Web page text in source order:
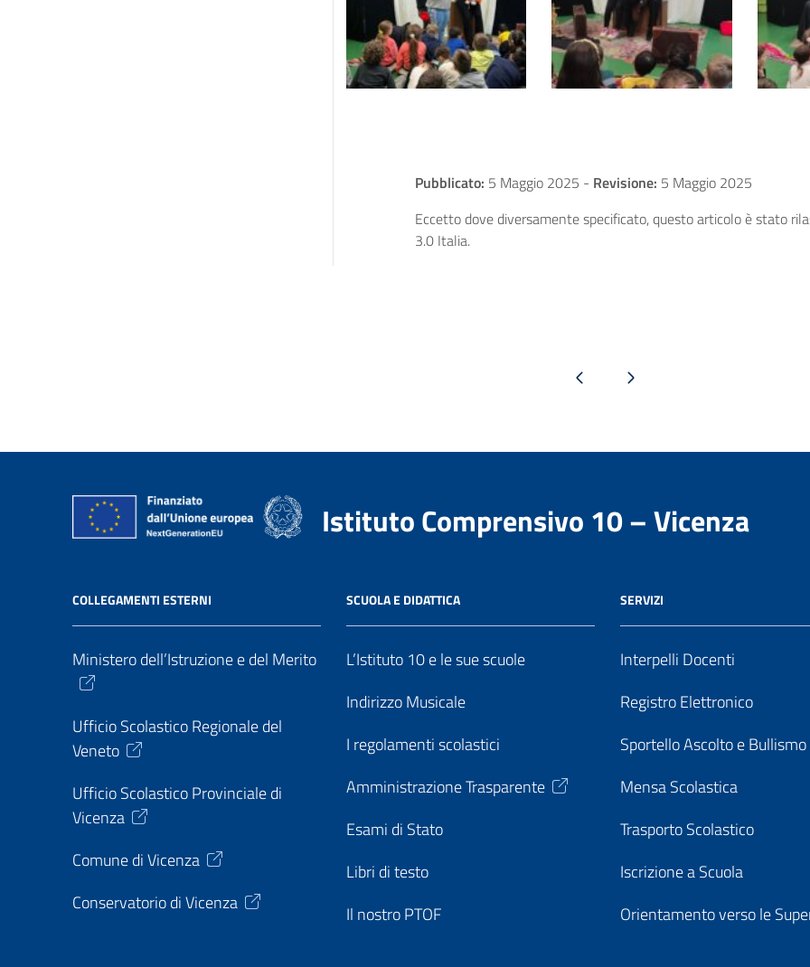
Pubblicato: 5 Maggio 2025 - Revisione: 5 Maggio 2025
Eccetto dove diversamente specificato, questo articolo è stato
3.0 Italia.
Pagina precedentePagina successiva
Istituto Comprensivo 10 – Vicenza
COLLEGAMENTI ESTERNI
Ministero dell’Istruzione e del Merito
Ufficio Scolastico Regionale del
Veneto
Ufficio Scolastico Provinciale di
Vicenza
Comune di Vicenza
Conservatorio di Vicenza
SCUOLA E DIDATTICA
L’Istituto 10 e le sue scuole
Indirizzo Musicale
I regolamenti scolastici
Amministrazione Trasparente
Esami di Stato
Libri di testo
Il nostro PTOF
SERVIZI
Interpelli Docenti
Registro Elettronico
Sportello Ascolto e Bullismo
Mensa Scolastica
Trasporto Scolastico
Iscrizione a Scuola
Orientamento verso le